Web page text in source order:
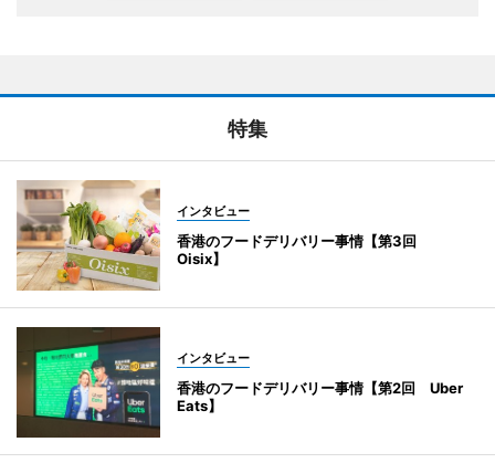
特集
インタビュー
香港のフードデリバリー事情【第3回
Oisix】
インタビュー
香港のフードデリバリー事情【第2回 Uber
Eats】